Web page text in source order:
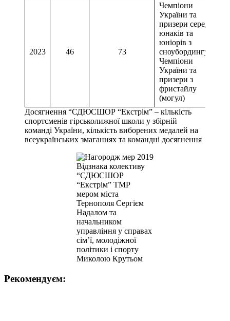
2023 46 73
Чемпіони
України та
призери серед
юнаків та
юніорів з
сноубордингу,
Чемпіони
України та
призери з
фристайлу
(могул)
Досягнення “СДЮСШОР “Екстрім” – кількість
спортсменів гірськолижної школи у збірній
команді України, кількість виборених медалей на
всеукраїнських змаганнях та командні досягнення
Відзнака колективу
“СДЮСШОР
“Екстрім” ТМР
мером міста
Тернополя Сергієм
Надалом та
начальником
управління у справах
сім’ї, молодіжної
політики і спорту
Миколою Крутьом
Рекомендуєм: